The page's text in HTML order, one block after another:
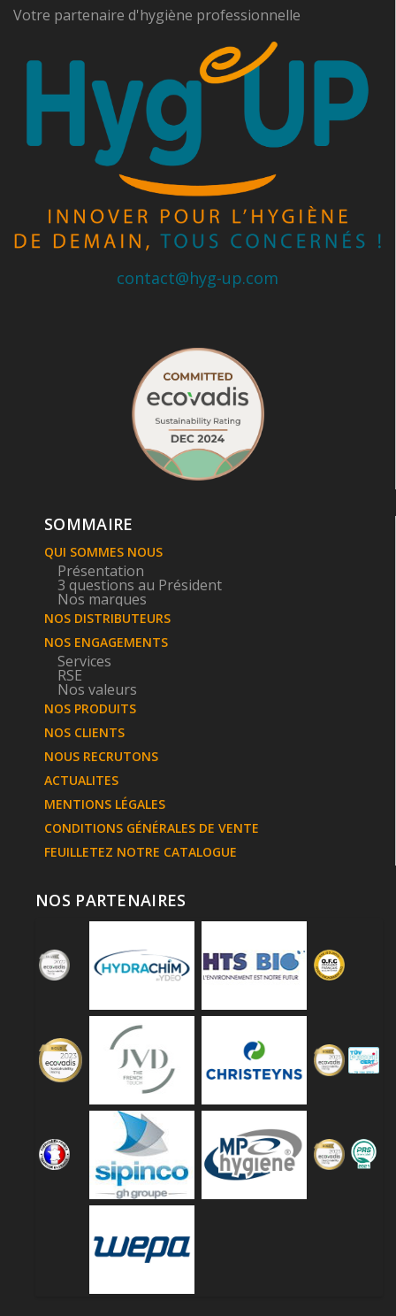
Votre partenaire d'hygiène professionnelle
contact@hyg-up.com
SOMMAIRE
QUI SOMMES NOUS
Présentation
3 questions au Président
Nos marques
NOS DISTRIBUTEURS
NOS ENGAGEMENTS
Services
RSE
Nos valeurs
NOS PRODUITS
NOS CLIENTS
NOUS RECRUTONS
ACTUALITES
MENTIONS LÉGALES
CONDITIONS GÉNÉRALES DE VENTE
FEUILLETEZ NOTRE CATALOGUE
NOS PARTENAIRES